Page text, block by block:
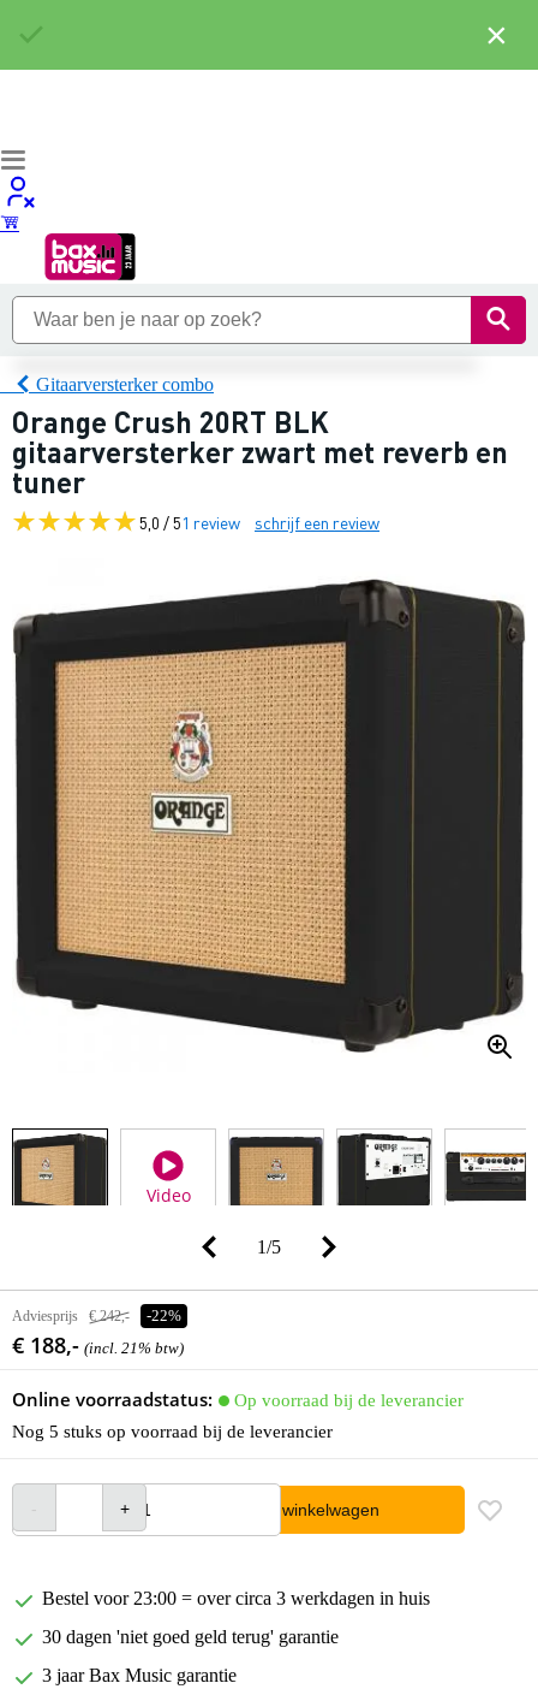
Gitaarversterker combo
Orange Crush 20RT BLK
gitaarversterker zwart met reverb en
tuner
5,0 / 51 review schrijf een review
Video
1/5
Adviesprijs € 242,- -22%
€ 188,- (incl. 21% btw)
Online voorraadstatus:
Op voorraad bij de leverancier
Nog 5 stuks op voorraad bij de leverancier
In winkelwagen
Bestel voor 23:00 = over circa 3 werkdagen in huis
30 dagen 'niet goed geld terug' garantie
3 jaar Bax Music garantie
×